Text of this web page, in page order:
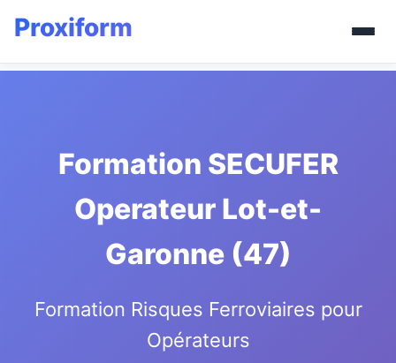
Formation SECUFER
Operateur Lot-et-
Garonne (47)
Formation Risques Ferroviaires pour
Opérateurs